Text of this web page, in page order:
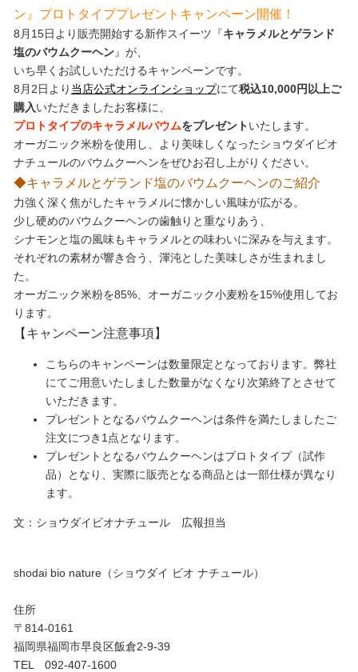
ン』プロトタイププレゼントキャンペーン開催！
8月15日より販売開始する新作スイーツ『キャラメルとゲランド
塩のバウムクーヘン』が、
いち早くお試しいただけるキャンペーンです。
8月2日より 当店公式オンラインショップにて税込10,000円以上ご
購入いただきましたお客様に、
プロトタイプのキャラメルバウムをプレゼントいたします。
オーガニック米粉を使用し、より美味しくなったショウダイビオ
ナチュールのバウムクーヘンをぜひお召し上がりください。
◆キャラメルとゲランド塩のバウムクーヘンのご紹介
力強く深く焦がしたキャラメルに懐かしい風味が広がる。
少し硬めのバウムクーヘンの歯触りと重なりあう、
シナモンと塩の風味もキャラメルとの味わいに深みを与えます。
それぞれの素材が響き合う、渾沌とした美味しさが生まれまし
た。
オーガニック米粉を85%、オーガニック小麦粉を15%使用してお
ります。
【キャンペーン注意事項】
こちらのキャンペーンは数量限定となっております。弊社
にてご用意いたしました数量がなくなり次第終了とさせて
いただきます。
プレゼントとなるバウムクーヘンは条件を満たしましたご
注文につき1点となります。
プレゼントとなるバウムクーヘンはプロトタイプ（試作
品）となり、実際に販売となる商品とは一部仕様が異なり
ます。
文：ショウダイビオナチュール 広報担当
shodai bio nature（ショウダイ ビオ ナチュール）
住所
〒814-0161
福岡県福岡市早良区飯倉2-9-39
TEL 092-407-1600